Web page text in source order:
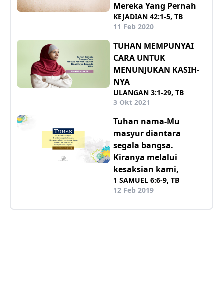
Mereka Yang Pernah
KEJADIAN 42:1-5, TB
11 Feb 2020
TUHAN MEMPUNYAI
CARA UNTUK
MENUNJUKAN KASIH-
NYA
ULANGAN 3:1-29, TB
3 Okt 2021
Tuhan nama-Mu
masyur diantara
segala bangsa.
Kiranya melalui
kesaksian kami,
1 SAMUEL 6:6-9, TB
12 Feb 2019